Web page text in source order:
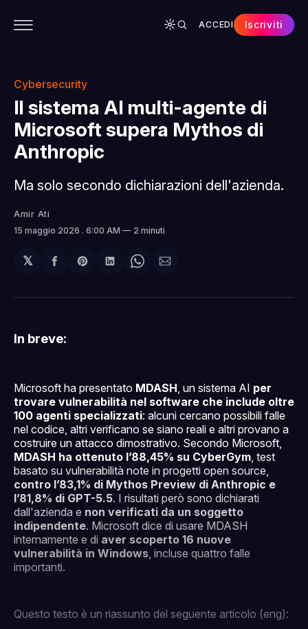
ACCEDI Iscriviti
Cybersecurity
Il sistema AI multi-agente di
Microsoft supera Mythos di
Anthropic
Ma solo secondo dichiarazioni dell'azienda.
Amir Ati
15 maggio 2026 . 6:00 AM 2 minuti
𝕏
Condividi
Facebook
Share
Pinterest
Condividi
LinkedIn
Share
WhatsApp
Condividi
email
In breve:
Microsoft ha presentato MDASH, un sistema AI per
trovare vulnerabilità nel software che include oltre
100 agenti specializzati: alcuni cercano possibili falle
nel codice, altri verificano se siano reali e altri provano a
costruire un attacco dimostrativo. Secondo Microsoft,
MDASH ha ottenuto l’88,45% su CyberGym, test
basato su vulnerabilità note in progetti open source,
contro l’83,1% di Mythos Preview di Anthropic e
l’81,8% di GPT-5.5. I risultati però sono dichiarati
dall'azienda e non verificati da un soggetto
indipendente. Microsoft dice di usare MDASH
internamente e di aver scoperto 16 nuove
vulnerabilità in Windows, incluse quattro falle
importanti.
Questo testo è un riassunto del seguente articolo (eng):